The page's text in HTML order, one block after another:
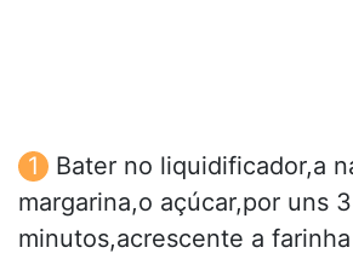
Bater no liquidificador,a
margarina,o açúcar,por uns 3
minutos,acrescente a